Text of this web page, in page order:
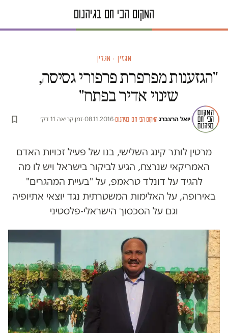
מגזין · מגזין
"הגזענות מפרפרת פרפורי גסיסה,
שינוי אדיר בפתח"
יואל הרצברג·המקום הכי חם בגיהנום·
08.11.2016
·זמן קריאה 11 דק׳
מרטין לותר קינג השלישי, בנו של פעיל זכויות האדם
האמריקאי שנרצח, הגיע לביקור בישראל ויש לו מה
להגיד על דונלד טראמפ, על "בעיית המהגרים"
באירופה, על האלימות המשטרתית נגד יוצאי אתיופיה
וגם על הסכסוך הישראלי-פלסטיני